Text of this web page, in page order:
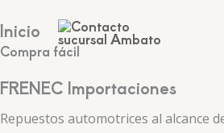
al
contenido
Inicio
Compra fácil
FRENEC Importaciones
Repuestos automotrices al alcance